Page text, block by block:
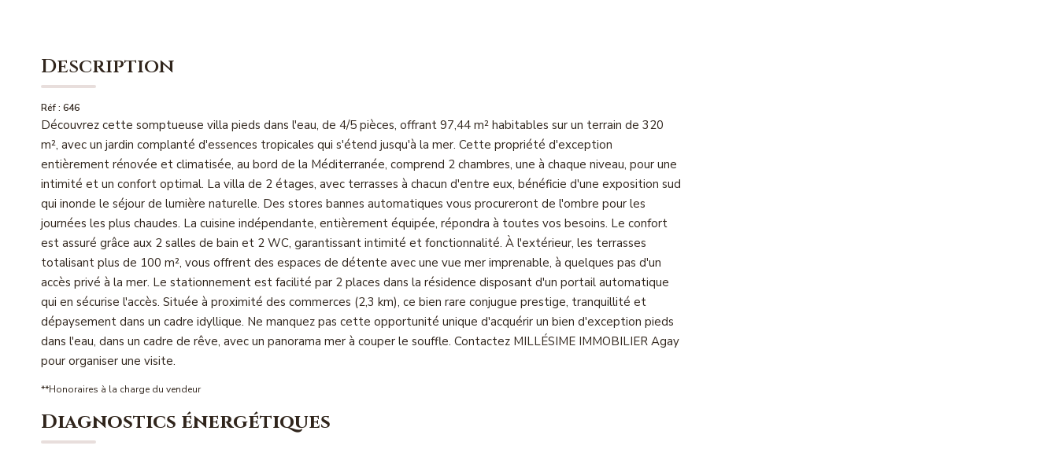
Description
Réf : 646
Découvrez cette somptueuse villa pieds dans l'eau, de 4/5 pièces, offrant 97,44 m² habitables sur un terrain de 320
m², avec un jardin complanté d'essences tropicales qui s'étend jusqu'à la mer. Cette propriété d'exception
entièrement rénovée et climatisée, au bord de la Méditerranée, comprend 2 chambres, une à chaque niveau, pour une
intimité et un confort optimal. La villa de 2 étages, avec terrasses à chacun d'entre eux, bénéficie d'une exposition sud
qui inonde le séjour de lumière naturelle. Des stores bannes automatiques vous procureront de l'ombre pour les
journées les plus chaudes. La cuisine indépendante, entièrement équipée, répondra à toutes vos besoins. Le confort
est assuré grâce aux 2 salles de bain et 2 WC, garantissant intimité et fonctionnalité. À l'extérieur, les terrasses
totalisant plus de 100 m², vous offrent des espaces de détente avec une vue mer imprenable, à quelques pas d'un
accès privé à la mer. Le stationnement est facilité par 2 places dans la résidence disposant d'un portail automatique
qui en sécurise l'accès. Située à proximité des commerces (2,3 km), ce bien rare conjugue prestige, tranquillité et
dépaysement dans un cadre idyllique. Ne manquez pas cette opportunité unique d'acquérir un bien d'exception pieds
dans l'eau, dans un cadre de rêve, avec un panorama mer à couper le souffle. Contactez MILLÉSIME IMMOBILIER Agay
pour organiser une visite.
**Honoraires à la charge du vendeur
Diagnostics énergétiques